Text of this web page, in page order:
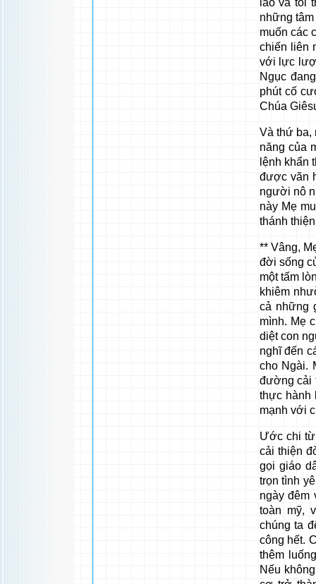
lao và tối
những
muốn các
chiến liên
với lực
Ngục
phút cố
Chúa
Và thứ ba,
năng của
lệnh khẩn
được vãn
người nô
này Mẹ
thánh
** Vâng,
đời sống
một tấm
khiêm
cả những
mình. Mẹ
diệt con
nghĩ đến
cho Ngài.
đường cải
thực hành
mạnh với
Ước chi
cải thiện
gọi giáo
trọn tình
ngày đêm
toàn mỹ,
chúng ta
công hết.
thêm
Nếu